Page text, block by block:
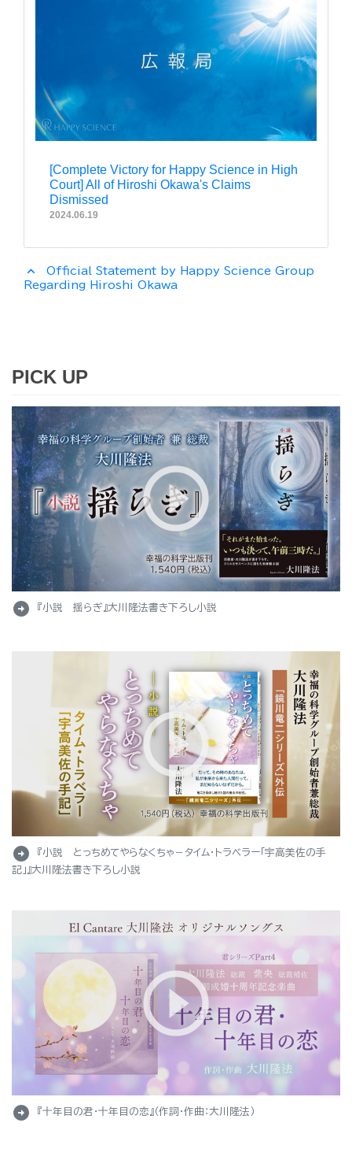
[Complete Victory for Happy Science in High
Court] All of Hiroshi Okawa's Claims
Dismissed
2024.06.19
expand_less
Official Statement by Happy Science Group
Regarding Hiroshi Okawa
PICK UP
arrow_circle_right 『小説 揺らぎ』大川隆法書き下ろし小説
arrow_circle_right
『小説 とっちめてやらなくちゃ－タイム・トラベラー「宇高美佐の手
記」』大川隆法書き下ろし小説
arrow_circle_right 『十年目の君・十年目の恋』（作詞・作曲：大川隆法）